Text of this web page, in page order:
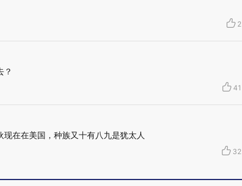
2
？
41
在在美国，种族又十有八九是犹太人
32